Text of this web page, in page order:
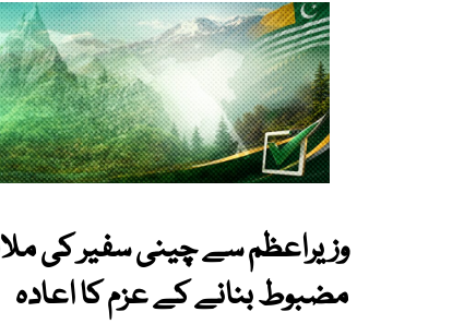
وزیراعظم سے چینی سفیر کی
مضبوط بنانے کے عزم کا اعادہ